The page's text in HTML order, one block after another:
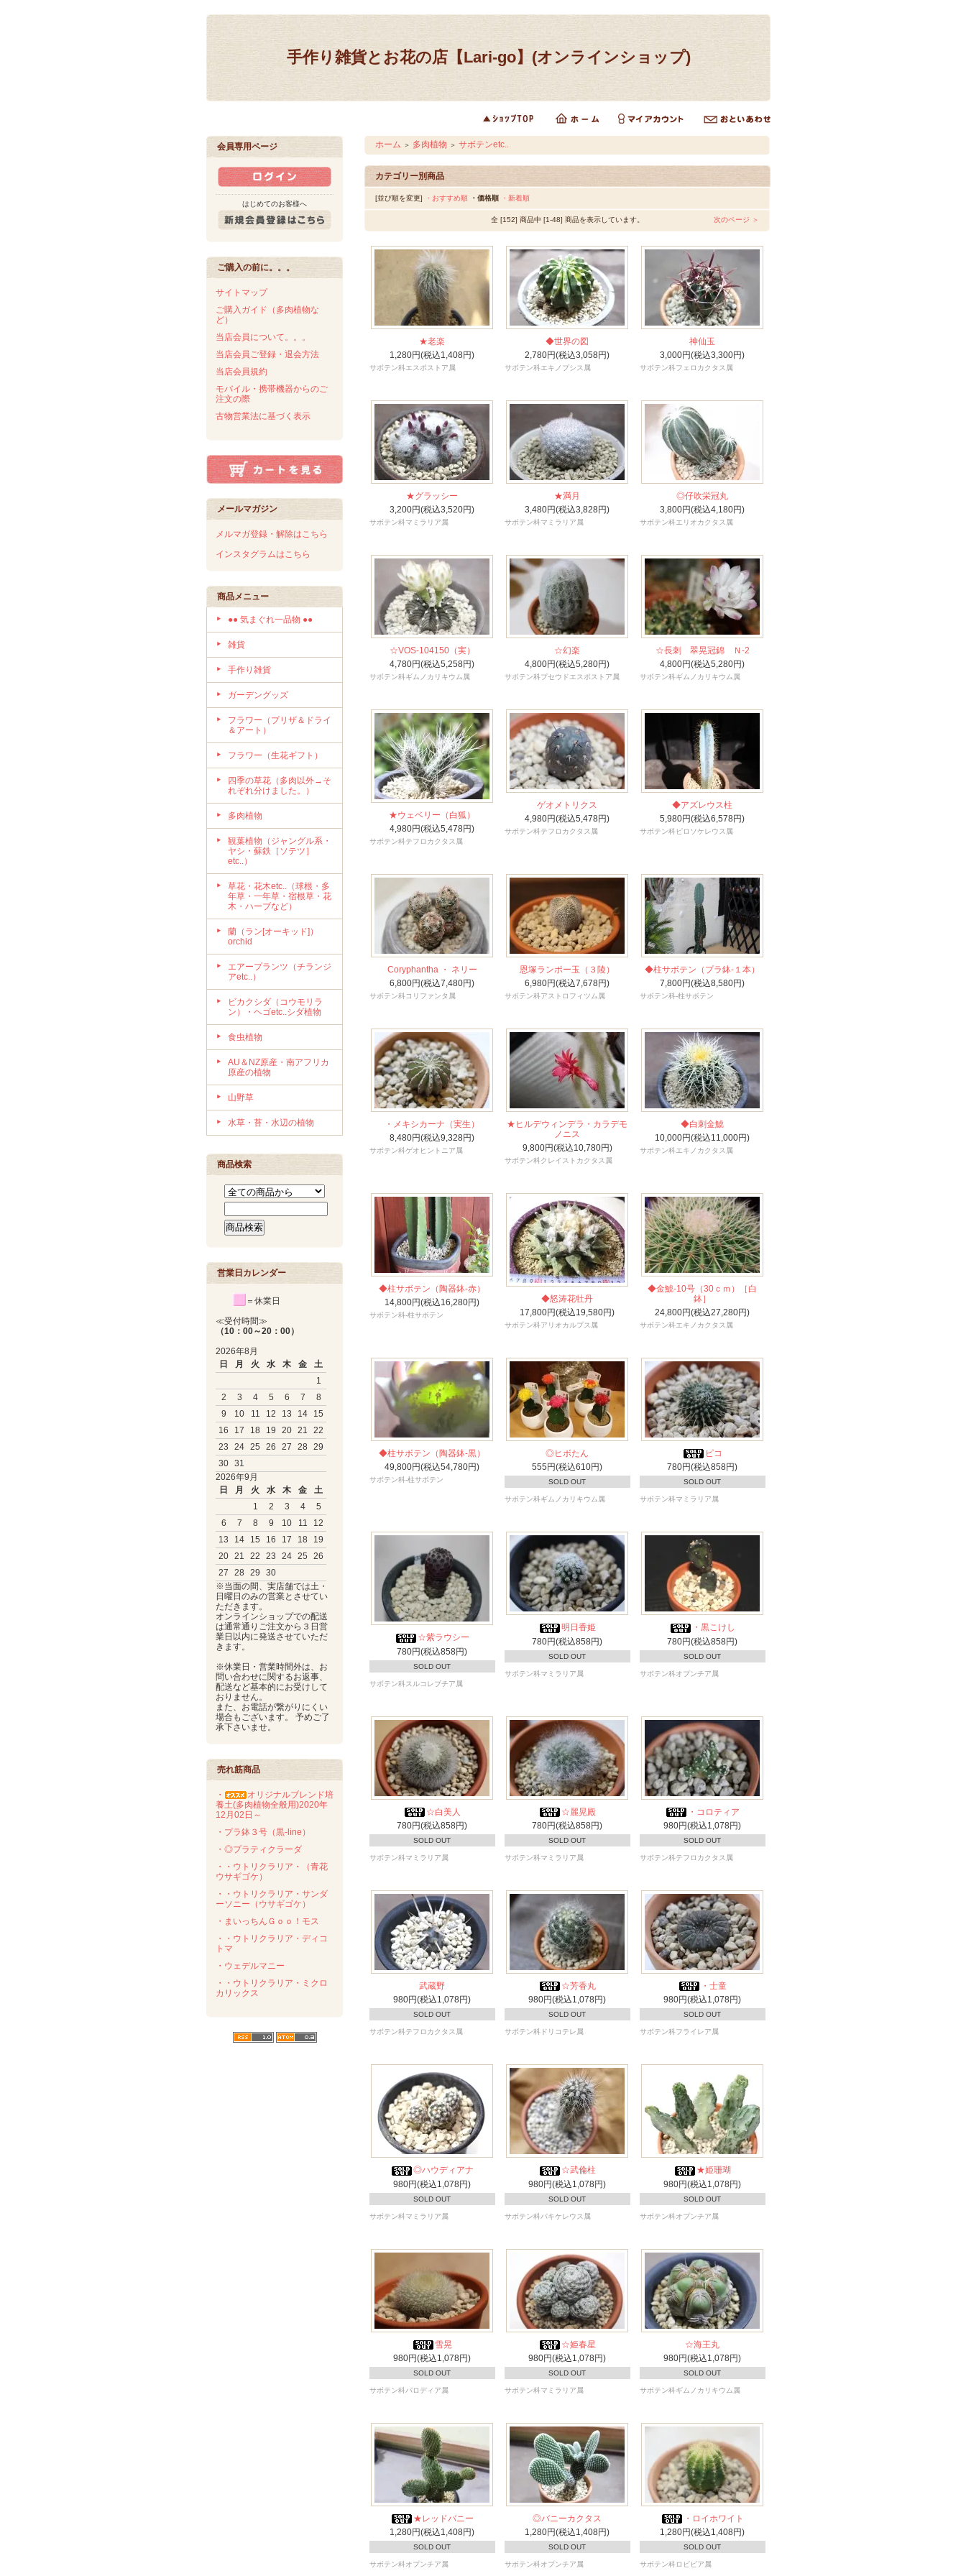
手作り雑貨とお花の店【Lari-go】(オンラインショップ)
会員専用ページ
はじめてのお客様へ
ご購入の前に。。。
サイトマップ
ご購入ガイド（多肉植物な
ど）
当店会員について。。。
当店会員ご登録・退会方法
当店会員規約
モバイル・携帯機器からのご
注文の際
古物営業法に基づく表示
メールマガジン
メルマガ登録・解除はこちら
インスタグラムはこちら
商品メニュー
●● 気まぐれ一品物 ●●
雑貨
手作り雑貨
ガーデングッズ
フラワー（プリザ＆ドライ
＆アート）
フラワー（生花ギフト）
四季の草花（多肉以外→そ
れぞれ分けました。）
多肉植物
観葉植物（ジャングル系・
ヤシ・蘇鉄［ソテツ］
etc..）
草花・花木etc..（球根・多
年草・一年草・宿根草・花
木・ハーブなど）
蘭（ラン[オーキッド]）
orchid
エアープランツ（チランジ
アetc..）
ビカクシダ（コウモリラ
ン）・ヘゴetc..シダ植物
食虫植物
AU＆NZ原産・南アフリカ
原産の植物
山野草
水草・苔・水辺の植物
商品検索
営業日カレンダー
＝休業日
≪受付時間≫
（10：00～20：00）
2026年8月
日
月 火 水 木 金
土
1
2
3 4 5 6 7
8
9
10 11 12 13 14
15
16
17 18 19 20 21
22
23
24 25 26 27 28 29
30 31
2026年9月
日
月 火 水 木 金
土
1
2 3 4
5
6
7 8 9 10 11
12
13
14 15 16 17 18
19
20 21 22 23 24 25
26
27
28 29
30
※当面の間、実店舗では土・
日曜日のみの営業とさせてい
ただきます。
オンラインショップでの配送
は通常通りご注文から３日営
業日以内に発送させていただ
きます。
※休業日・営業時間外は、お
問い合わせに関するお返事、
配送など基本的にお受けして
おりません。
また、お電話が繋がりにくい
場合もございます。 予めご了
承下さいませ。
売れ筋商品
・
オリジナルブレンド培
養土(多肉植物全般用)2020年
12月02日～
・プラ鉢３号（黒-line）
・◎プラティクラーダ
・・ウトリクラリア・（青花
ウサギゴケ）
・・ウトリクラリア・サンダ
ーソニー（ウサギゴケ）
・まいっちんＧｏｏ！モス
・・ウトリクラリア・ディコ
トマ
・ウェデルマニー
・・ウトリクラリア・ミクロ
カリックス
ホーム ＞ 多肉植物 ＞ サボテンetc..
カテゴリー別商品
[並び順を変更] ・おすすめ順 ・価格順 ・新着順
全 [152] 商品中 [1-48] 商品を表示しています。 次のページ ＞
★老楽
1,280円(税込1,408円)
サボテン科エスポストア属
◆世界の図
2,780円(税込3,058円)
サボテン科エキノプシス属
神仙玉
3,000円(税込3,300円)
サボテン科フェロカクタス属
★グラッシー
3,200円(税込3,520円)
サボテン科マミラリア属
★満月
3,480円(税込3,828円)
サボテン科マミラリア属
◎仔吹栄冠丸
3,800円(税込4,180円)
サボテン科エリオカクタス属
☆VOS-104150（実）
4,780円(税込5,258円)
サボテン科ギムノカリキウム属
☆幻楽
4,800円(税込5,280円)
サボテン科プセウドエスポストア属
☆長刺 翠晃冠錦 Ｎ-2
4,800円(税込5,280円)
サボテン科ギムノカリキウム属
★ウェベリー（白狐）
4,980円(税込5,478円)
サボテン科テフロカクタス属
ゲオメトリクス
4,980円(税込5,478円)
サボテン科テフロカクタス属
◆アズレウス柱
5,980円(税込6,578円)
サボテン科ピロソケレウス属
Coryphantha ・ ネリー
6,800円(税込7,480円)
サボテン科コリファンタ属
恩塚ランポー玉（３陵）
6,980円(税込7,678円)
サボテン科アストロフィツム属
◆柱サボテン（プラ鉢-１本）
7,800円(税込8,580円)
サボテン科-柱サボテン
・メキシカーナ（実生）
8,480円(税込9,328円)
サボテン科ゲオヒントニア属
★ヒルデウィンデラ・カラデモ
ノニス
9,800円(税込10,780円)
サボテン科クレイストカクタス属
◆白刺金鯱
10,000円(税込11,000円)
サボテン科エキノカクタス属
◆柱サボテン（陶器鉢-赤）
14,800円(税込16,280円)
サボテン科-柱サボテン
◆怒涛花牡丹
17,800円(税込19,580円)
サボテン科アリオカルプス属
◆金鯱-10号（30ｃｍ）［白
鉢］
24,800円(税込27,280円)
サボテン科エキノカクタス属
◆柱サボテン（陶器鉢-黒）
49,800円(税込54,780円)
サボテン科-柱サボテン
◎ヒボたん
555円(税込610円)
SOLD OUT
サボテン科ギムノカリキウム属
ピコ
780円(税込858円)
SOLD OUT
サボテン科マミラリア属
☆紫ラウシー
780円(税込858円)
SOLD OUT
サボテン科スルコレブチア属
明日香姫
780円(税込858円)
SOLD OUT
サボテン科マミラリア属
・黒こけし
780円(税込858円)
SOLD OUT
サボテン科オプンチア属
☆白美人
780円(税込858円)
SOLD OUT
サボテン科マミラリア属
☆麗晃殿
780円(税込858円)
SOLD OUT
サボテン科マミラリア属
・コロティア
980円(税込1,078円)
SOLD OUT
サボテン科テフロカクタス属
武蔵野
980円(税込1,078円)
SOLD OUT
サボテン科テフロカクタス属
☆芳香丸
980円(税込1,078円)
SOLD OUT
サボテン科ドリコテレ属
・士童
980円(税込1,078円)
SOLD OUT
サボテン科フライレア属
◎ハウディアナ
980円(税込1,078円)
SOLD OUT
サボテン科マミラリア属
☆武倫柱
980円(税込1,078円)
SOLD OUT
サボテン科パキケレウス属
★姫珊瑚
980円(税込1,078円)
SOLD OUT
サボテン科オプンチア属
雪晃
980円(税込1,078円)
SOLD OUT
サボテン科パロディア属
☆姫春星
980円(税込1,078円)
SOLD OUT
サボテン科マミラリア属
☆海王丸
980円(税込1,078円)
SOLD OUT
サボテン科ギムノカリキウム属
★レッドバニー
1,280円(税込1,408円)
SOLD OUT
サボテン科オプンチア属
◎バニーカクタス
1,280円(税込1,408円)
SOLD OUT
サボテン科オプンチア属
・ロイホワイト
1,280円(税込1,408円)
SOLD OUT
サボテン科ロビビア属